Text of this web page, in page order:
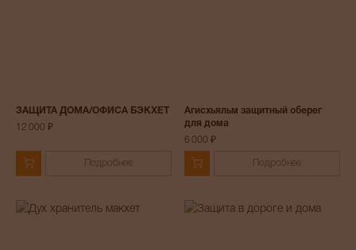
ЗАЩИТА ДОМА/ОФИСА БЭКХЕТ
12 000 ₽
Подробнее
Агисхьяльм защитный оберег
для дома
6 000 ₽
Подробнее